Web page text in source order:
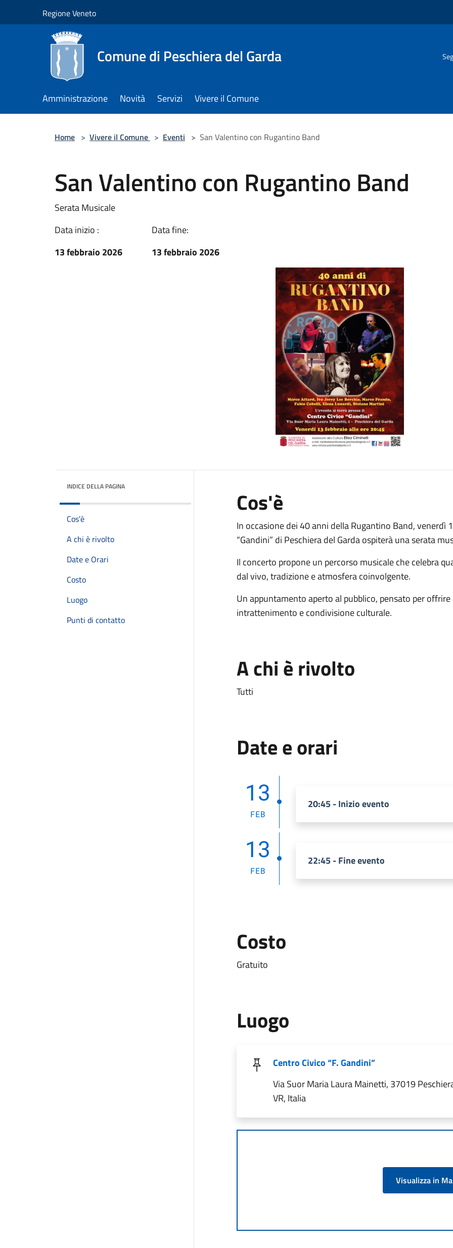
Regione Veneto
Comune di Peschiera del Garda
Amministrazione Novità Servizi Vivere il Comune
Home > Vivere il Comune > Eventi > San Valentino con Rugantino Band
San Valentino con Rugantino Band
Serata Musicale
Data inizio :
13 febbraio 2026
Data fine:
13 febbraio 2026
INDICE DELLA PAGINA
Cos'è
A chi è rivolto
Date e Orari
Costo
Luogo
Punti di contatto
Cos'è
In occasione dei 40 anni della Rugantino Band, venerdì
“Gandini” di Peschiera del Garda ospiterà una serata
Il concerto propone un percorso musicale che celebra
dal vivo, tradizione e atmosfera coinvolgente.
Un appuntamento aperto al pubblico, pensato per
intrattenimento e condivisione culturale.
A chi è rivolto
Tutti
Date e orari
13
FEB
20:45 - Inizio evento
13
FEB
22:45 - Fine evento
Costo
Gratuito
Luogo
Centro Civico “F. Gandini”
Via Suor Maria Laura Mainetti, 37019
VR, Italia
Visualizza in